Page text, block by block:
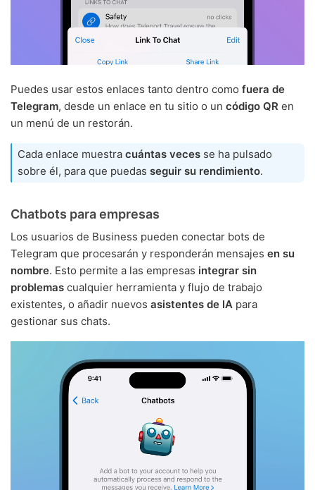
Puedes usar estos enlaces tanto dentro como fuera de
Telegram, desde un enlace en tu sitio o un código QR en
un menú de un restorán.
Cada enlace muestra cuántas veces se ha pulsado
sobre él, para que puedas seguir su rendimiento.
Chatbots para empresas
Los usuarios de Business pueden conectar bots de
Telegram que procesarán y responderán mensajes en su
nombre. Esto permite a las empresas integrar sin
problemas cualquier herramienta y flujo de trabajo
existentes, o añadir nuevos asistentes de IA para
gestionar sus chats.